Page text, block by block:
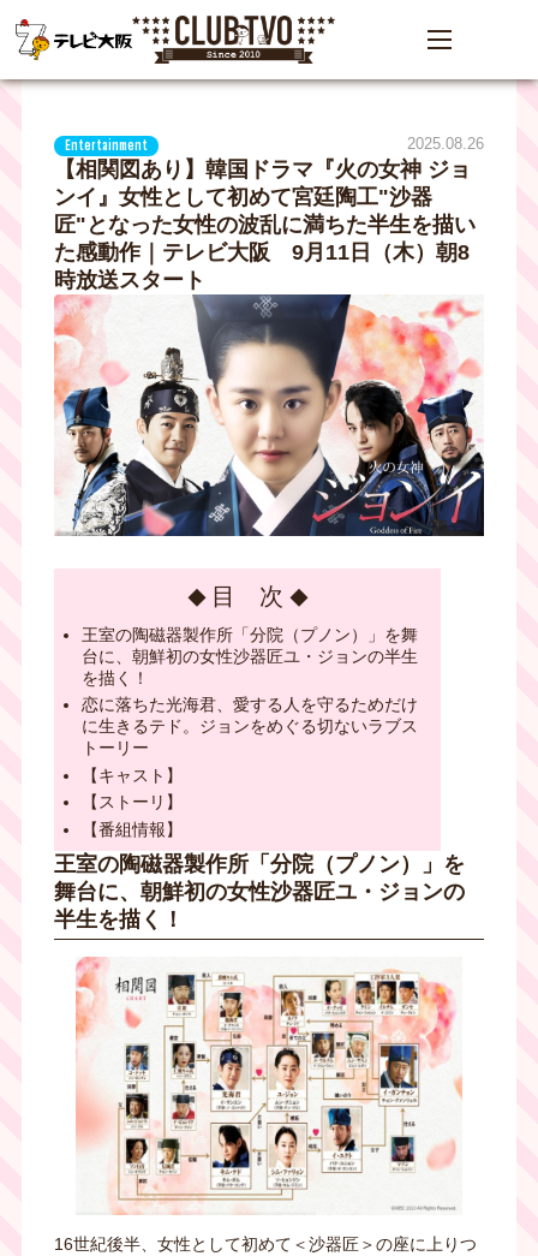
Entertainment 2025.08.26
【相関図あり】韓国ドラマ『火の女神 ジョ
ンイ』女性として初めて宮廷陶工"沙器
匠"となった女性の波乱に満ちた半生を描い
た感動作｜テレビ大阪 9月11日（木）朝8
時放送スタート
目 次
王室の陶磁器製作所「分院（プノン）」を舞
台に、朝鮮初の女性沙器匠ユ・ジョンの半生
を描く！
恋に落ちた光海君、愛する人を守るためだけ
に生きるテド。ジョンをめぐる切ないラブス
トーリー
【キャスト】
【ストーリ】
【番組情報】
王室の陶磁器製作所「分院（プノン）」を
舞台に、朝鮮初の女性沙器匠ユ・ジョンの
半生を描く！
16世紀後半、女性として初めて＜沙器匠＞の座に上りつ